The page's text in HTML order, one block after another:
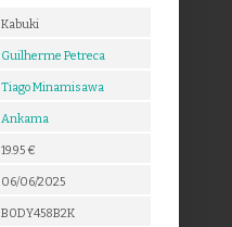
Kabuki
Guilherme Petreca
Tiago Minamisawa
Ankama
19.95 €
06/06/2025
B0DY458B2K